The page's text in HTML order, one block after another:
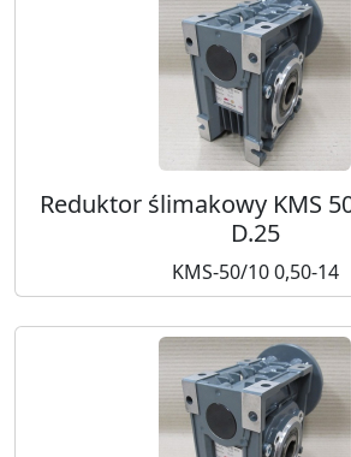
Reduktor ślimakowy KMS
D.25
KMS-50/10 0,50-14